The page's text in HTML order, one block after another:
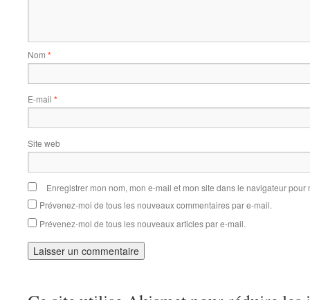
Nom *
E-mail *
Site web
Enregistrer mon nom, mon e-mail et mon site dans le navigateur
Prévenez-moi de tous les nouveaux commentaires par e-mail.
Prévenez-moi de tous les nouveaux articles par e-mail.